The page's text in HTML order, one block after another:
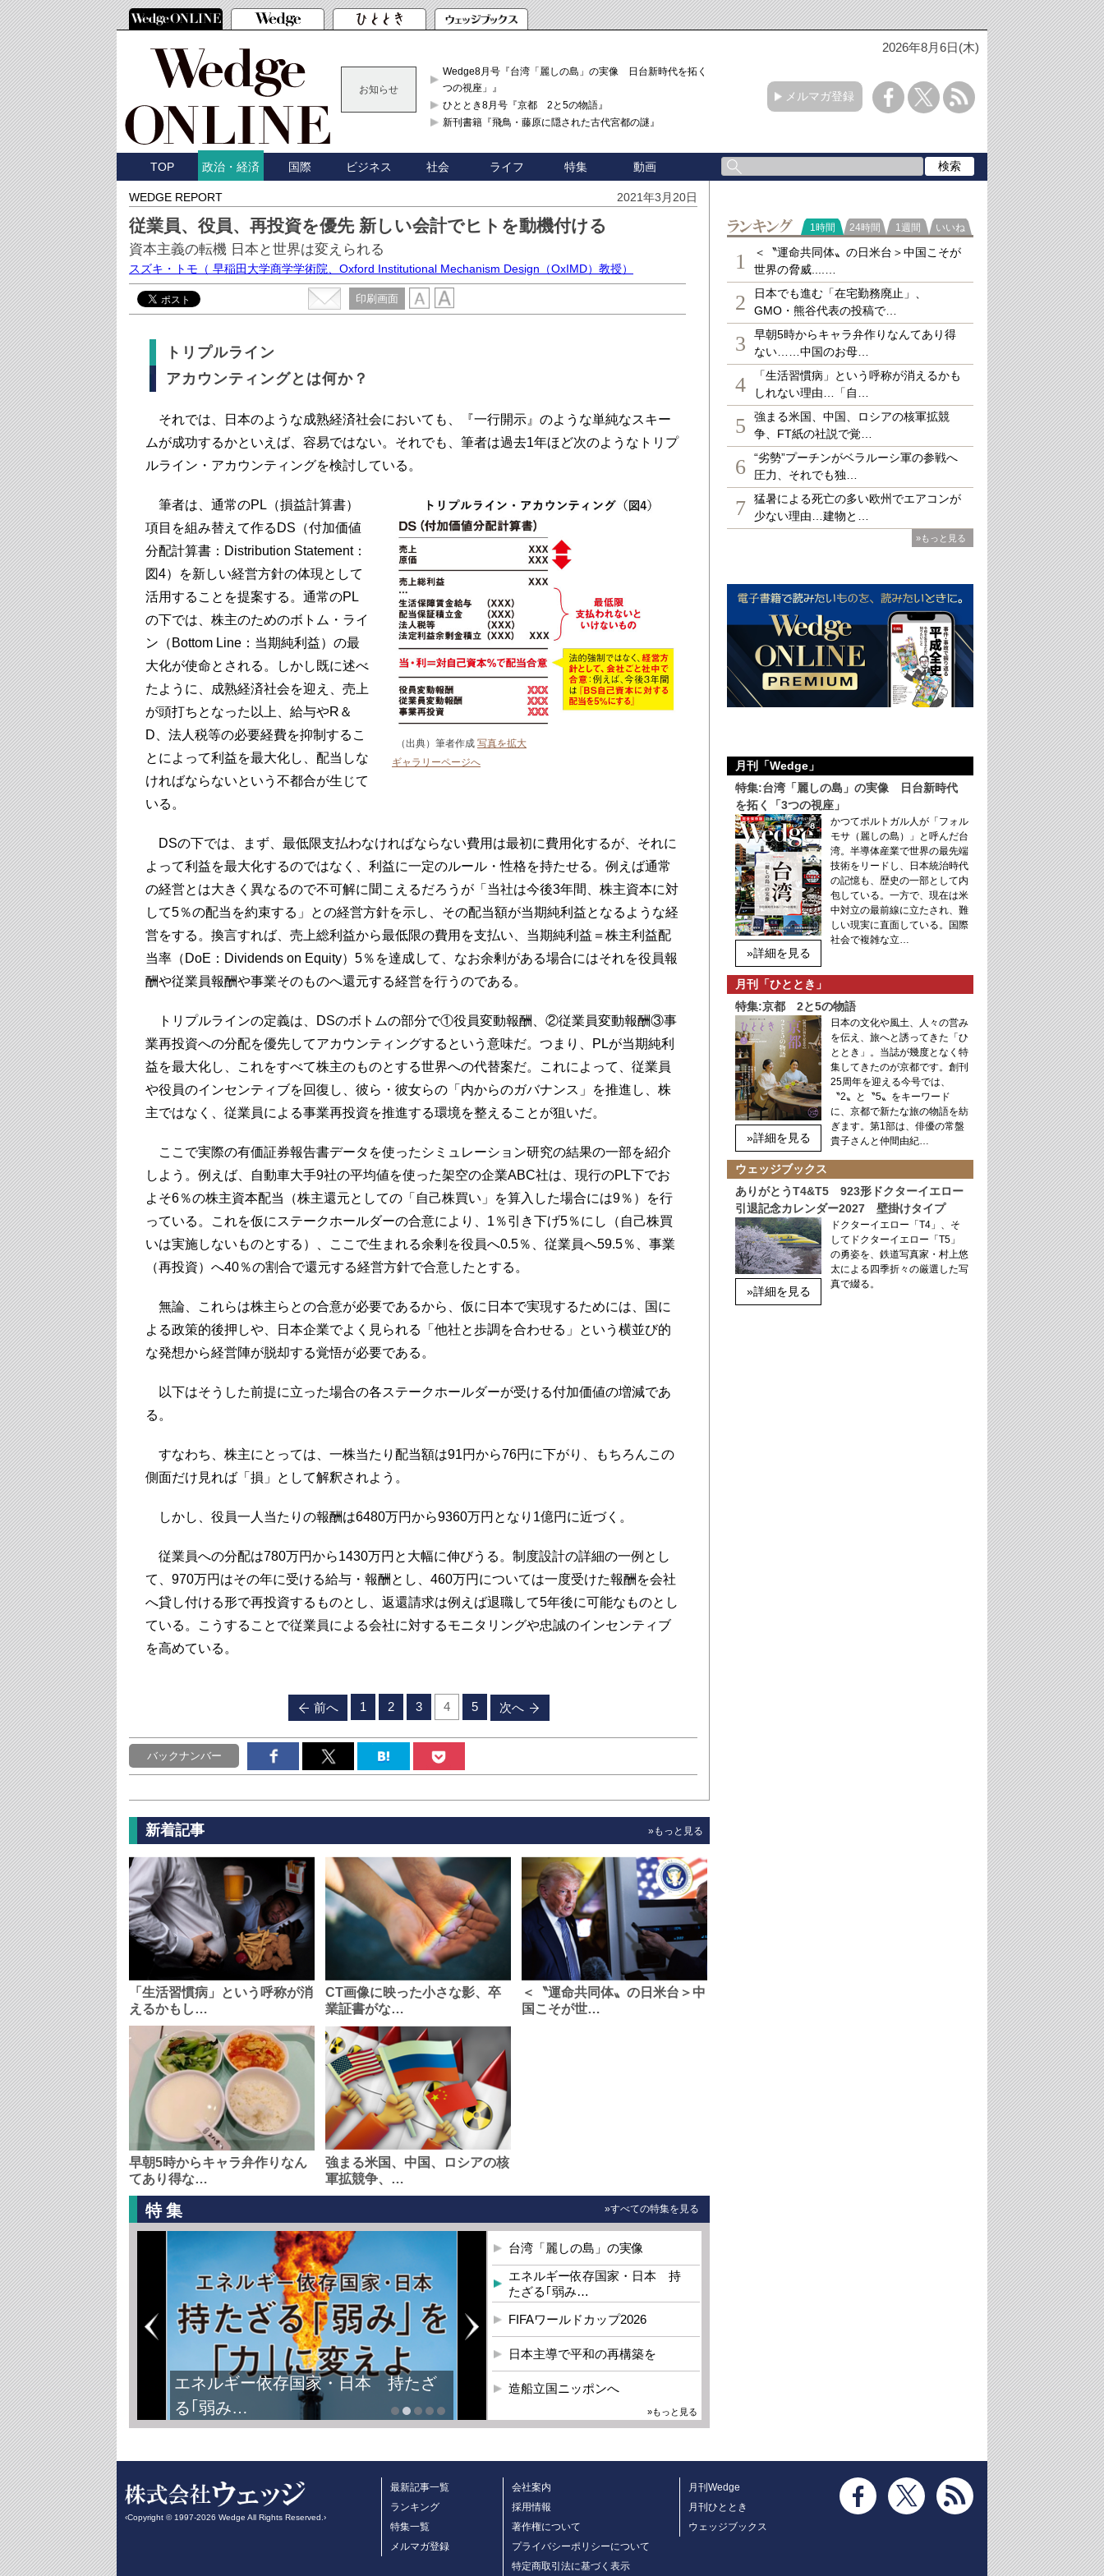
2026年8月6日(木)
お知らせ
Wedge8月号『台湾「麗しの島」の実像 日台新時代を拓く「3
つの視座」』
ひととき8月号『京都 2と5の物語』
新刊書籍『飛鳥・藤原に隠された古代宮都の謎』
メルマガ登録
TOP 政治・経済 国際 ビジネス 社会 ライフ 特集 動画
WEDGE REPORT 2021年3月20日
従業員、役員、再投資を優先 新しい会計でヒトを動機付ける
資本主義の転機 日本と世界は変えられる
スズキ・トモ （ 早稲田大学商学学術院、Oxford Institutional Mechanism Design（OxIMD）教授）
印刷画面
トリプルライン
アカウンティングとは何か？
それでは、日本のような成熟経済社会においても、『一行開示』のような単純なスキー
ムが成功するかといえば、容易ではない。それでも、筆者は過去1年ほど次のようなトリプ
ルライン・アカウンティングを検討している。
（出典）筆者作成 写真を拡大
ギャラリーページへ
筆者は、通常のPL（損益計算書）
項目を組み替えて作るDS（付加価値
分配計算書：Distribution Statement：
図4）を新しい経営方針の体現として
活用することを提案する。通常のPL
の下では、株主のためのボトム・ライ
ン（Bottom Line：当期純利益）の最
大化が使命とされる。しかし既に述べ
たように、成熟経済社会を迎え、売上
が頭打ちとなった以上、給与やR＆
D、法人税等の必要経費を抑制するこ
とによって利益を最大化し、配当しな
ければならないという不都合が生じて
いる。
DSの下では、まず、最低限支払わなければならない費用は最初に費用化するが、それに
よって利益を最大化するのではなく、利益に一定のルール・性格を持たせる。例えば通常
の経営とは大きく異なるので不可解に聞こえるだろうが「当社は今後3年間、株主資本に対
して5％の配当を約束する」との経営方針を示し、その配当額が当期純利益となるような経
営をする。換言すれば、売上総利益から最低限の費用を支払い、当期純利益＝株主利益配
当率（DoE：Dividends on Equity）5％を達成して、なお余剰がある場合にはそれを役員報
酬や従業員報酬や事業そのものへ還元する経営を行うのである。
トリプルラインの定義は、DSのボトムの部分で①役員変動報酬、②従業員変動報酬③事
業再投資への分配を優先してアカウンティングするという意味だ。つまり、PLが当期純利
益を最大化し、これをすべて株主のものとする世界への代替案だ。これによって、従業員
や役員のインセンティブを回復し、彼ら・彼女らの「内からのガバナンス」を推進し、株
主ではなく、従業員による事業再投資を推進する環境を整えることが狙いだ。
ここで実際の有価証券報告書データを使ったシミュレーション研究の結果の一部を紹介
しよう。例えば、自動車大手9社の平均値を使った架空の企業ABC社は、現行のPL下でお
よそ6％の株主資本配当（株主還元としての「自己株買い」を算入した場合には9％）を行
っている。これを仮にステークホールダーの合意により、1％引き下げ5％にし（自己株買
いは実施しないものとする）、ここで生まれる余剰を役員へ0.5％、従業員へ59.5％、事業
（再投資）へ40％の割合で還元する経営方針で合意したとする。
無論、これらは株主らとの合意が必要であるから、仮に日本で実現するためには、国に
よる政策的後押しや、日本企業でよく見られる「他社と歩調を合わせる」という横並び的
な発想から経営陣が脱却する覚悟が必要である。
以下はそうした前提に立った場合の各ステークホールダーが受ける付加価値の増減であ
る。
すなわち、株主にとっては、一株当たり配当額は91円から76円に下がり、もちろんこの
側面だけ見れば「損」として解釈されよう。
しかし、役員一人当たりの報酬は6480万円から9360万円となり1億円に近づく。
従業員への分配は780万円から1430万円と大幅に伸びうる。制度設計の詳細の一例とし
て、970万円はその年に受ける給与・報酬とし、460万円については一度受けた報酬を会社
へ貸し付ける形で再投資するものとし、返還請求は例えば退職して5年後に可能なものとし
ている。こうすることで従業員による会社に対するモニタリングや忠誠のインセンティブ
を高めている。
前へ 1 2 3 4 5 次へ
バックナンバー
新着記事 »もっと見る
「生活習慣病」という呼称が消
えるかもし…
CT画像に映った小さな影、卒
業証書がな…
＜〝運命共同体〟の日米台＞中
国こそが世…
早朝5時からキャラ弁作りなん
てあり得な…
強まる米国、中国、ロシアの核
軍拡競争、…
特集 »すべての特集を見る
エネルギー依存国家・日本 持たざ
る｢弱み…
台湾「麗しの島」の実像
エネルギー依存国家・日本 持
たざる｢弱み…
FIFAワールドカップ2026
日本主導で平和の再構築を
造船立国ニッポンへ
»もっと見る
ランキング
1時間 24時間 1週間 いいね
1
＜〝運命共同体〟の日米台＞中国こそが
世界の脅威....…
2
日本でも進む「在宅勤務廃止」、
GMO・熊谷代表の投稿で…
3
早朝5時からキャラ弁作りなんてあり得
ない……中国のお母…
4
「生活習慣病」という呼称が消えるかも
しれない理由…「自…
5
強まる米国、中国、ロシアの核軍拡競
争、FT紙の社説で覚…
6
“劣勢”プーチンがベラルーシ軍の参戦へ
圧力、それでも独…
7
猛暑による死亡の多い欧州でエアコンが
少ない理由…建物と…
»もっと見る
月刊「Wedge」
特集:台湾「麗しの島」の実像 日台新時代
を拓く「3つの視座」
»詳細を見る
かつてポルトガル人が「フォル
モサ（麗しの島）」と呼んだ台
湾。半導体産業で世界の最先端
技術をリードし、日本統治時代
の記憶も、歴史の一部として内
包している。一方で、現在は米
中対立の最前線に立たされ、難
しい現実に直面している。国際
社会で複雑な立…
月刊「ひととき」
特集:京都 2と5の物語
»詳細を見る
日本の文化や風土、人々の営み
を伝え、旅へと誘ってきた「ひ
ととき」。当誌が幾度となく特
集してきたのが京都です。創刊
25周年を迎える今号では、
〝2〟と〝5〟をキーワード
に、京都で新たな旅の物語を紡
ぎます。第1部は、俳優の常盤
貴子さんと仲間由紀…
ウェッジブックス
ありがとうT4&T5 923形ドクターイエロー
引退記念カレンダー2027 壁掛けタイプ
»詳細を見る
ドクターイエロー「T4」、そ
してドクターイエロー「T5」
の勇姿を、鉄道写真家・村上悠
太による四季折々の厳選した写
真で綴る。
‹Copyright © 1997-2026 Wedge All Rights Reserved.›
最新記事一覧
ランキング
特集一覧
メルマガ登録
会社案内
採用情報
著作権について
プライバシーポリシーについて
特定商取引法に基づく表示
月刊Wedge
月刊ひととき
ウェッジブックス